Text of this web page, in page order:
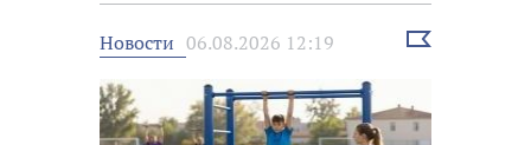
Новости 06.08.2026 12:19
Выбрать